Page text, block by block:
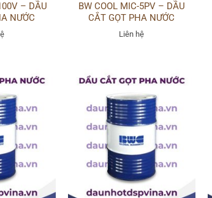
– DẦU
NƯỚC
BW COOL MIC-5PV – DẦU
CẮT GỌT PHA NƯỚC
Liên hệ